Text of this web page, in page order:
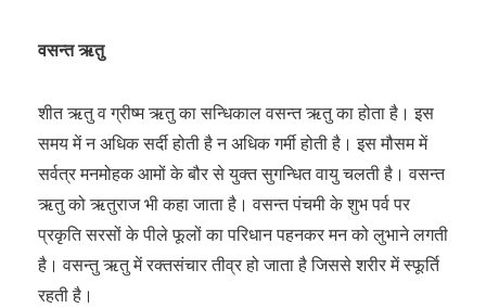
वसन्त ऋतु
शीत ऋतु व ग्रीष्म ऋतु का सन्धिकाल वसन्त ऋतु का होता है। इस
समय में न अधिक सर्दी होती है न अधिक गर्मी होती है। इस मौसम में
सर्वत्र मनमोहक आमों के बौर से युक्त सुगन्धित वायु चलती है। वसन्त
ऋतु को ऋतुराज भी कहा जाता है। वसन्त पंचमी के शुभ पर्व पर
प्रकृति सरसों के पीले फूलों का परिधान पहनकर मन को लुभाने लगती
है। वसन्तु ऋतु में रक्तसंचार तीव्र हो जाता है जिससे शरीर में स्फूर्ति
रहती है।